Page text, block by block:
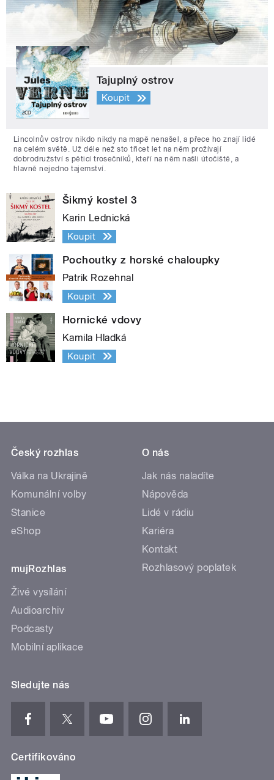
Tajuplný ostrov
Koupit
Lincolnův ostrov nikdo nikdy na mapě nenašel, a přece ho znají lidé
na celém světě. Už déle než sto třicet let na něm prožívají
dobrodružství s pěticí trosečníků, kteří na něm našli útočiště, a
hlavně nejedno tajemství.
Šikmý kostel 3
Karin Lednická
Koupit
Pochoutky z horské chaloupky
Patrik Rozehnal
Koupit
Hornické vdovy
Kamila Hladká
Koupit
Český rozhlas
Válka na Ukrajině
Komunální volby
Stanice
eShop
mujRozhlas
Živé vysílání
Audioarchiv
Podcasty
Mobilní aplikace
O nás
Jak nás naladíte
Nápověda
Lidé v rádiu
Kariéra
Kontakt
Rozhlasový poplatek
Sledujte nás
Certifikováno